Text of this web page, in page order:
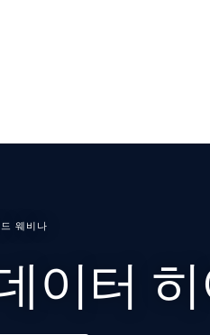
획 및 가격
웨비나
이터